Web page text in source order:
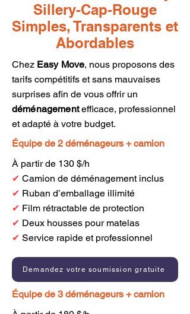
Sillery-Cap-Rouge
Simples, Transparents et
Abordables
Chez Easy Move, nous proposons des
tarifs compétitifs et sans mauvaises
surprises afin de vous offrir un
déménagementefficace, professionnel
et adapté à votre budget.
Équipe de 2 déménageurs + camion
À partir de 130 $/h
✔ Camion de déménagement inclus
✔ Ruban d’emballage illimité
✔ Film rétractable de protection
✔ Deux housses pour matelas
✔ Service rapide et professionnel
Demandez votre soumission gratuite
Équipe de 3 déménageurs + camion